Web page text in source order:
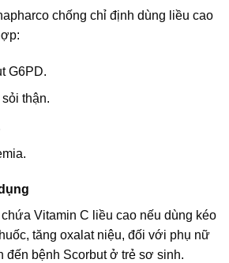
chống chỉ định dùng liều cao
G6PD.
thận.
Vitamin C liều cao nếu dùng kéo
tăng oxalat niệu, đối với phụ nữ
đến bệnh Scorbut ở trẻ sơ sinh.